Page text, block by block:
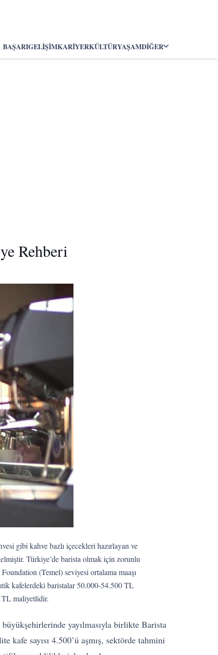
BAŞARIGELIŞIMKARIYERKÜLTÜRYAŞAMDIĞER
Rehberi
gibi kahve bazlı içecekleri hazırlayan ve
Türkiye’de barista olmak için zorunlu
(Temel) seviyesi ortalama maaşı
kafelerdeki baristalar 50.000-54.500 TL
TL maliyetlidir.
yayılmasıyla birlikte Barista
kafe sayısı 4.500’ü aşmış, sektörde tahmini